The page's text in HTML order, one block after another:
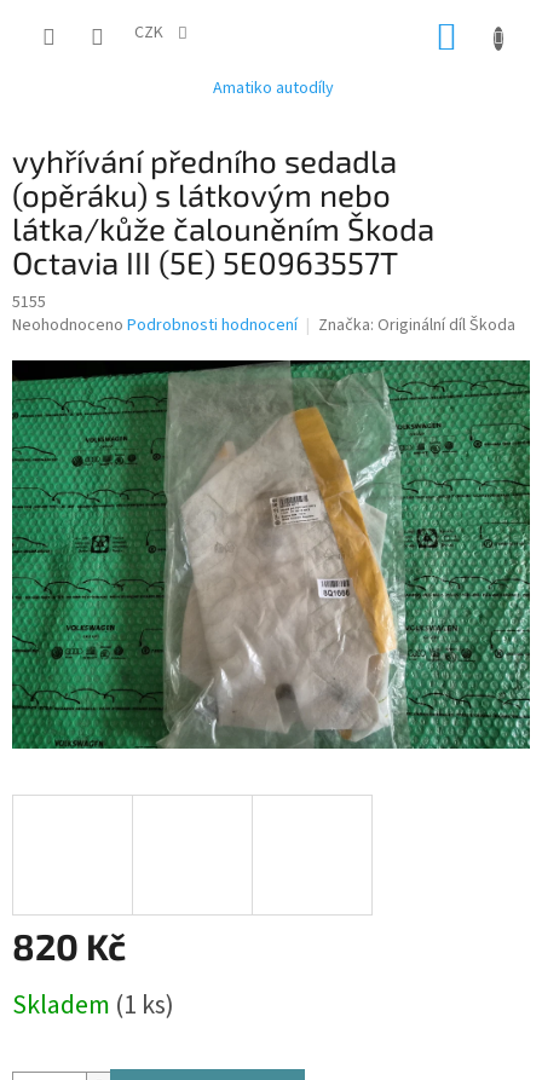
CZK
Amatiko autodíly
vyhřívání předního sedadla
(opěráku) s látkovým nebo
látka/kůže čalouněním Škoda
Octavia III (5E) 5E0963557T
5155
Průměrné
je
0,0
z
5
hvězdiček.
Neohodnoceno Podrobnosti hodnocení Značka: Originální díl Škoda
820 Kč
cena:
Skladem (1 ks)